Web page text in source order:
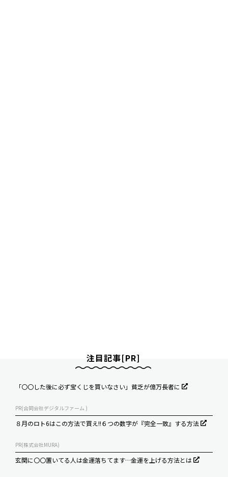
注目記事[PR]
「〇〇した後に必ず宝くじを買いなさい」貧乏が億万長者に
PR(合同会社デジタルファーム )
８月のロト6はこの方法で買え!!６つの数字が『完全一致』する方法
PR(株式会社MURA)
玄関に〇〇置いてる人は金運落ちてます…金運を上げる方法とは